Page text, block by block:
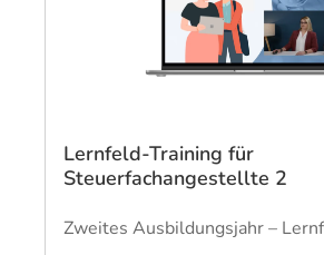
Lernfeld-Training für
Steuerfachangestellte 2
Zweites Ausbildungsjahr –